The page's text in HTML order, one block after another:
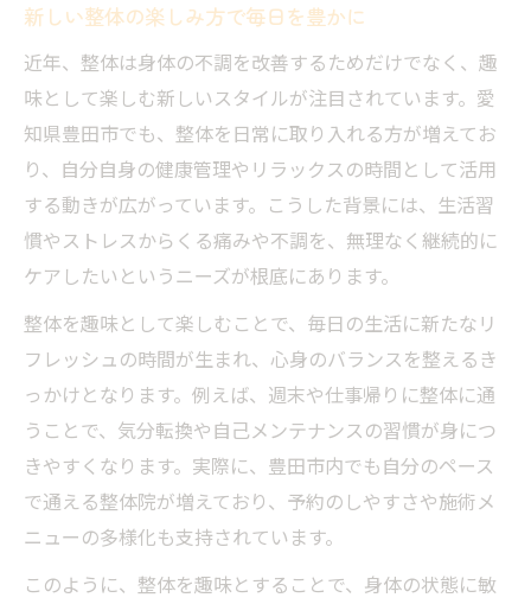
新しい整体の楽しみ方で毎日を豊かに
近年、整体は身体の不調を改善するためだけでなく、趣
味として楽しむ新しいスタイルが注目されています。愛
知県豊田市でも、整体を日常に取り入れる方が増えてお
り、自分自身の健康管理やリラックスの時間として活用
する動きが広がっています。こうした背景には、生活習
慣やストレスからくる痛みや不調を、無理なく継続的に
ケアしたいというニーズが根底にあります。
整体を趣味として楽しむことで、毎日の生活に新たなリ
フレッシュの時間が生まれ、心身のバランスを整えるき
っかけとなります。例えば、週末や仕事帰りに整体に通
うことで、気分転換や自己メンテナンスの習慣が身につ
きやすくなります。実際に、豊田市内でも自分のペース
で通える整体院が増えており、予約のしやすさや施術メ
ニューの多様化も支持されています。
このように、整体を趣味とすることで、身体の状態に敏